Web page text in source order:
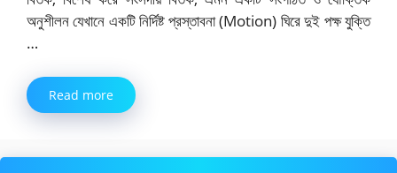
অনুশীলন যেখানে একটি নির্দিষ্ট প্রস্তাবনা (Motion) ঘিরে দুই পক্ষ যুক্তি
…
Read more